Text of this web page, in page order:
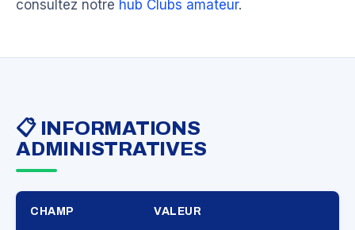
consultez notre hub Clubs amateur.
📋 INFORMATIONS
ADMINISTRATIVES
CHAMP VALEUR